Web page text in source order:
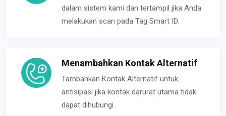
dalam sistem kami dan tertampil jika Anda
melakukan scan pada Tag Smart ID.
Menambahkan Kontak Alternatif
Tambahkan Kontak Alternatif untuk
antisipasi jika kontak darurat utama tidak
dapat dihubungi.